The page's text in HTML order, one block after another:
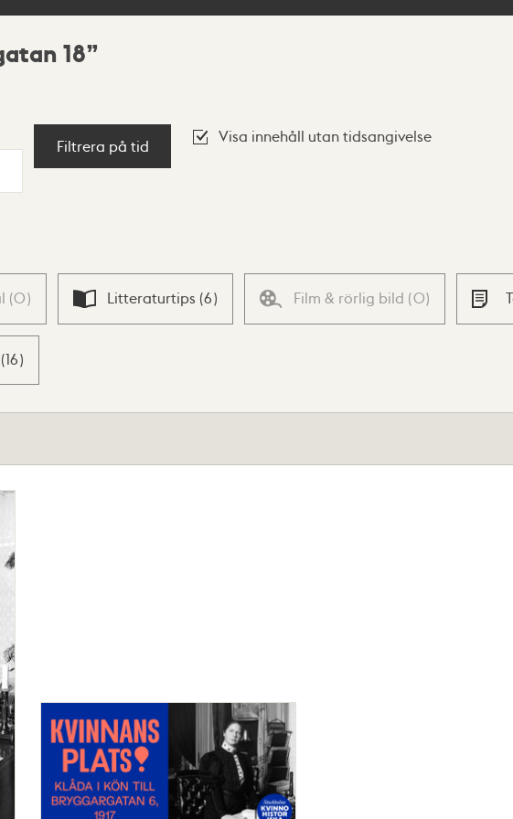
18
Filtrera på tid
Visa innehåll utan tidsangivelse
(0) Litteraturtips (6) Film & rörlig bild (0)
(16)